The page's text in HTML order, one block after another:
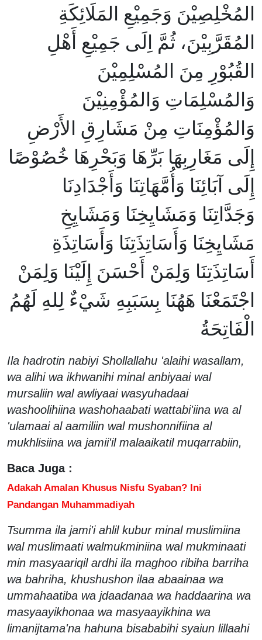
المُخْلِصِيْنَ وَجَمِيْعِ المَلَائِكَةِ
المُقَرَّبِيْنَ، ثُمَّ اِلَى جَمِيْعِ أَهْلِ
القُبُوْرِ مِنَ المُسْلِمِيْنَ
وَالمُسْلِمَاتِ وَالمُؤْمِنِيْنَ
وَالمُؤْمِنَاتِ مِنْ مَشَارِقِ الأَرْضِ
إِلَى مَغَارِبِهَا بَرِّهَا وَبَحْرِهَا خُصُوْصًا
إِلَى آبَائِنَا وَأُمَّهَاتِنَا وَأَجْدَادِنَا
وَجَدَّاتِنَا وَمَشَايِخِنَا وَمَشَايِخِ
مَشَايِخِنَا وَأَسَاتِذَتِنَا وَأَسَاتِذَةِ
أَسَاتِذَتِنَا وَلِمَنْ أَحْسَنَ إِلَيْنَا وَلِمَنْ
اجْتَمَعْنَا هَهُنَا بِسَبَبِهِ شَيْءٌ لِلهِ لَهُمُ
الْفَاتِحَةُ
Ila hadrotin nabiyi Shollallahu 'alaihi wasallam,
wa alihi wa ikhwanihi minal anbiyaai wal
mursaliin wal awliyaai wasyuhadaai
washoolihiina washohaabati wattabi'iina wa al
'ulamaai al aamiliin wal mushonnifiina al
mukhlisiina wa jamii'il malaaikatil muqarrabiin,
Baca Juga :
Adakah Amalan Khusus Nisfu Syaban? Ini
Pandangan Muhammadiyah
Tsumma ila jami'i ahlil kubur minal muslimiina
wal muslimaati walmukminiina wal mukminaati
min masyaariqil ardhi ila maghoo ribiha barriha
wa bahriha, khushushon ilaa abaainaa wa
ummahaatiba wa jdaadanaa wa haddaarina wa
masyaayikhonaa wa masyaayikhina wa
limanijtama'na hahuna bisababihi syaiun lillaahi